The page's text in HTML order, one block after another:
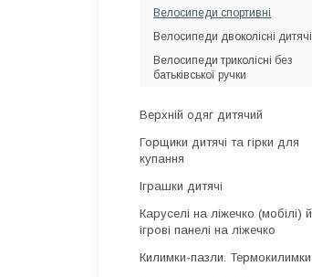
Велосипеди спортивні
Велосипеди двоколісні дитячі
Велосипеди триколісні без
батьківської ручки
Верхній одяг дитячий
Горщики дитячі та гірки для
купання
Іграшки дитячі
Каруселі на ліжечко (мобілі) й
ігрові панелі на ліжечко
Килимки-пазли. Термокилимки